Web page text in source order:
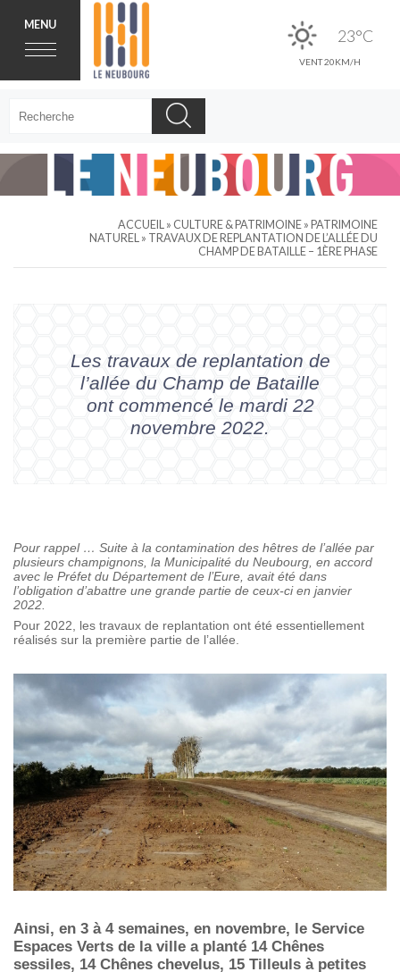
23°C
VENT 20KM/H
MENU
ACCUEIL » CULTURE & PATRIMOINE » PATRIMOINE
NATUREL » TRAVAUX DE REPLANTATION DE L’ALLÉE DU
CHAMP DE BATAILLE – 1ÈRE PHASE
Les travaux de replantation de
l’allée du Champ de Bataille
ont commencé le mardi 22
novembre 2022.
Pour rappel … Suite à la contamination des hêtres de l’allée par
plusieurs champignons, la Municipalité du Neubourg, en accord
avec le Préfet du Département de l’Eure, avait été dans
l’obligation d’abattre une grande partie de ceux-ci en janvier
2022.
Pour 2022, les travaux de replantation ont été essentiellement
réalisés sur la première partie de l’allée.
Ainsi, en 3 à 4 semaines, en novembre, le Service
Espaces Verts de la ville a planté 14 Chênes
sessiles, 14 Chênes chevelus, 15 Tilleuls à petites